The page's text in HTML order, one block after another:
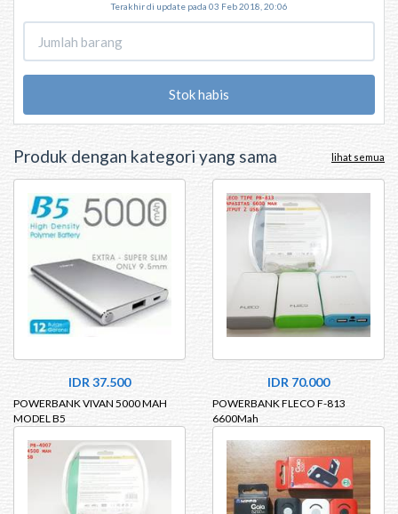
Terakhir di update pada 03 Feb 2018, 20:06
Stok habis
Produk dengan kategori yang sama lihat semua
IDR 37.500
POWERBANK VIVAN 5000 MAH
MODEL B5
IDR 70.000
POWERBANK FLECO F-813
6600Mah